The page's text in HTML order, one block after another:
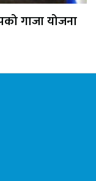
गाजा योजना